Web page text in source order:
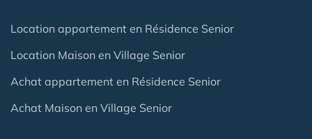
Location appartement en Résidence Senior
Location Maison en Village Senior
Achat appartement en Résidence Senior
Achat Maison en Village Senior